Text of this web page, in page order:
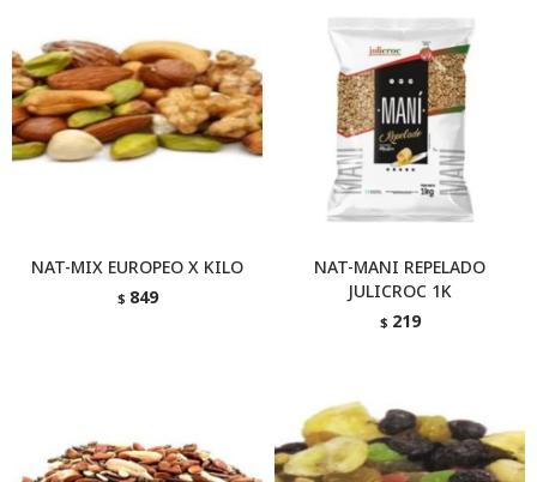
NAT-MIX EUROPEO X KILO
$ 849
NAT-MANI REPELADO
JULICROC 1K
$ 219